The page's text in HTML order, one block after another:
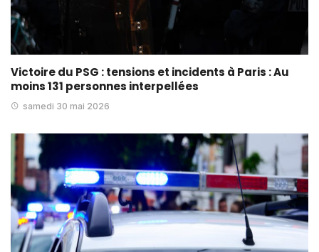
Victoire du PSG : tensions et incidents à Paris : Au
moins 131 personnes interpellées
samedi 30 mai 2026